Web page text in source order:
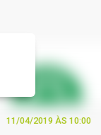
11/04/2019 ÀS 10:00